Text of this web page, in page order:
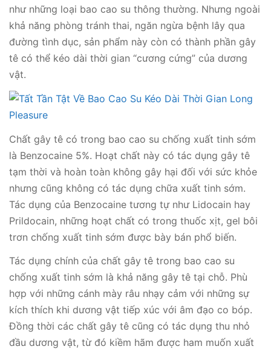
như những loại bao cao su thông thường. Nhưng ngoài
khả năng phòng tránh thai, ngăn ngừa bệnh lây qua
đường tình dục, sản phẩm này còn có thành phần gây
tê có thể kéo dài thời gian “cương cứng” của dương
vật.
Chất gây tê có trong bao cao su chống xuất tinh sớm
là Benzocaine 5%. Hoạt chất này có tác dụng gây tê
tạm thời và hoàn toàn không gây hại đối với sức khỏe
nhưng cũng không có tác dụng chữa xuất tinh sớm.
Tác dụng của Benzocaine tương tự như Lidocain hay
Prildocain, những hoạt chất có trong thuốc xịt, gel bôi
trơn chống xuất tinh sớm được bày bán phổ biến.
Tác dụng chính của chất gây tê trong bao cao su
chống xuất tinh sớm là khả năng gây tê tại chỗ. Phù
hợp với những cánh mày râu nhạy cảm với những sự
kích thích khi dương vật tiếp xúc với âm đạo co bóp.
Đồng thời các chất gây tê cũng có tác dụng thu nhỏ
đầu dương vật, từ đó kiềm hãm được ham muốn xuất